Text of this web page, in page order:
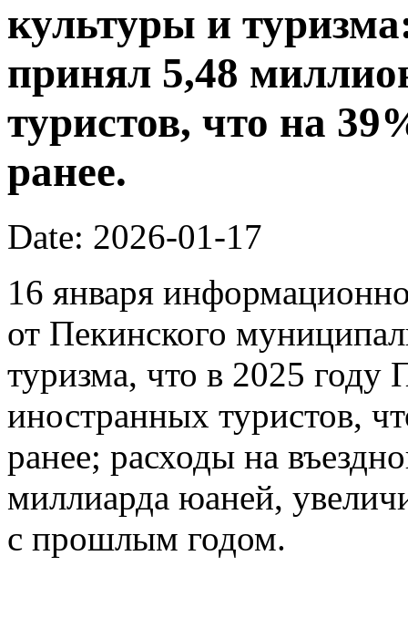
культуры и
принял 5,48
туристов, что на
ранее.
Date: 2026-01-17
16 января
от Пекинского
туризма, что в 2025
иностранных туристов,
ранее; расходы на
миллиарда юаней,
с прошлым годом.